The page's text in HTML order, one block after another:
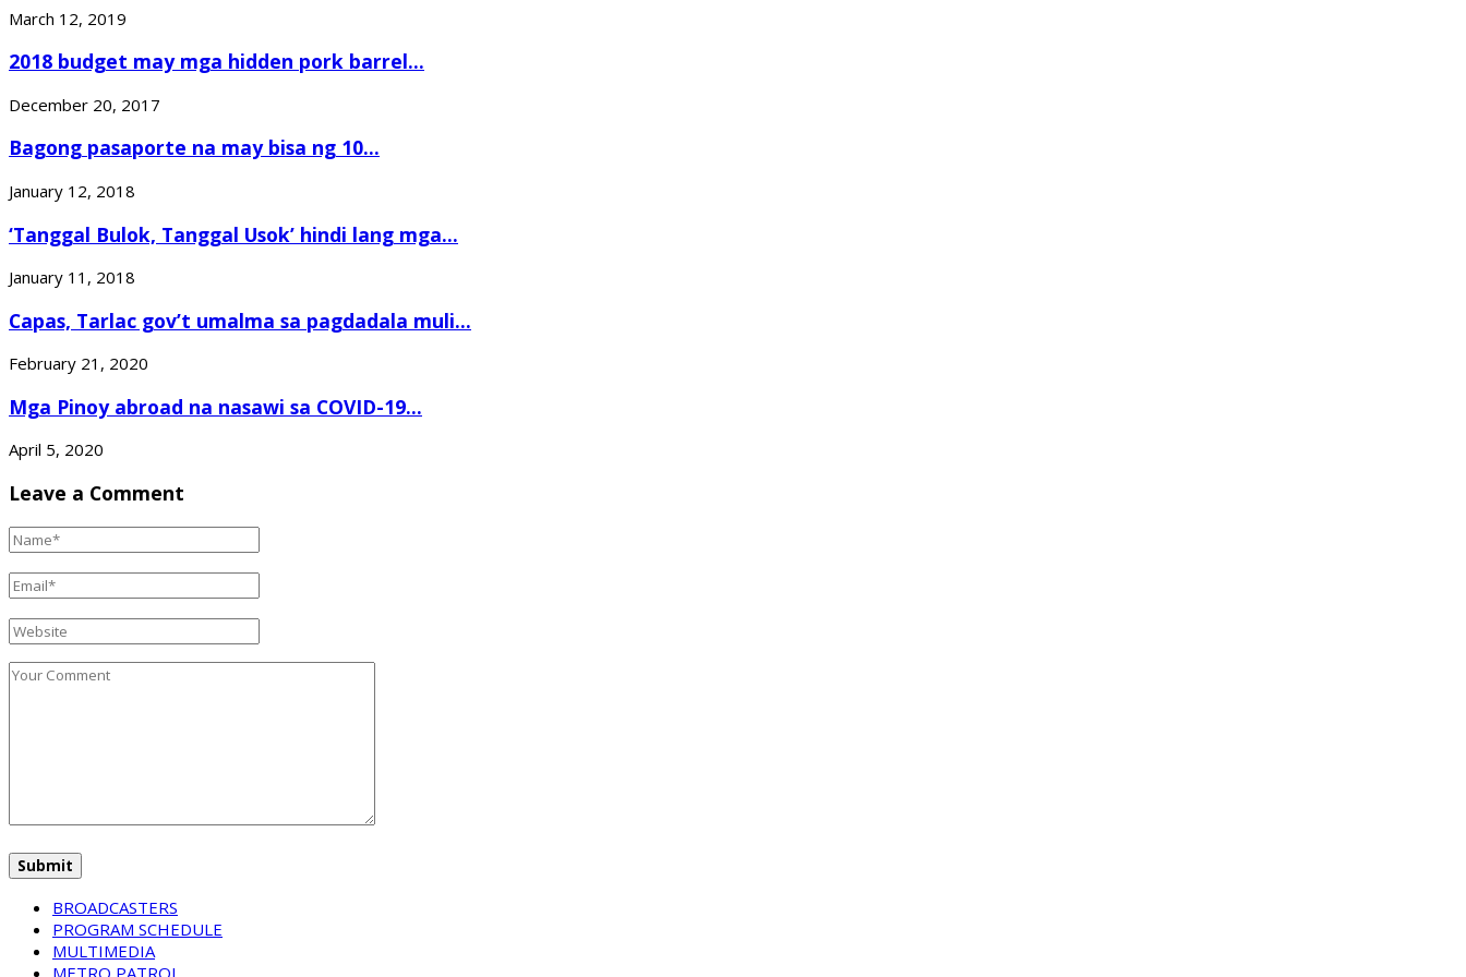
March 12, 2019
2018 budget may mga hidden pork barrel...
December 20, 2017
Bagong pasaporte na may bisa ng 10...
January 12, 2018
‘Tanggal Bulok, Tanggal Usok’ hindi lang mga...
January 11, 2018
Capas, Tarlac gov’t umalma sa pagdadala muli...
February 21, 2020
Mga Pinoy abroad na nasawi sa COVID-19...
April 5, 2020
Leave a Comment
BROADCASTERS
PROGRAM SCHEDULE
MULTIMEDIA